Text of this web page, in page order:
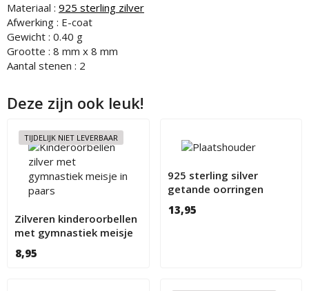
Materiaal : 925 sterling zilver
Afwerking : E-coat
Gewicht : 0.40 g
Grootte : 8 mm x 8 mm
Aantal stenen : 2
Deze zijn ook leuk!
TIJDELIJK NIET LEVERBAAR
Zilveren kinderoorbellen
met gymnastiek meisje
paars
8,95
925 sterling silver
getande oorringen
40mm
13,95